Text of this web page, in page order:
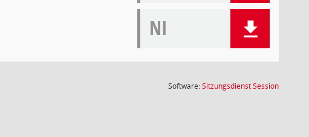
NI
Software:SitzungsdienstSession(Wird in